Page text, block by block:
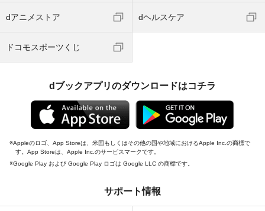
dアニメストア dヘルスケア
ドコモスポーツくじ
dブックアプリのダウンロードはコチラ
Appleのロゴ、App Storeは、米国もしくはその他の国や地域におけるApple Inc.の商標で
す。App Storeは、Apple Inc.のサービスマークです。
Google Play および Google Play ロゴは Google LLC の商標です。
サポート情報